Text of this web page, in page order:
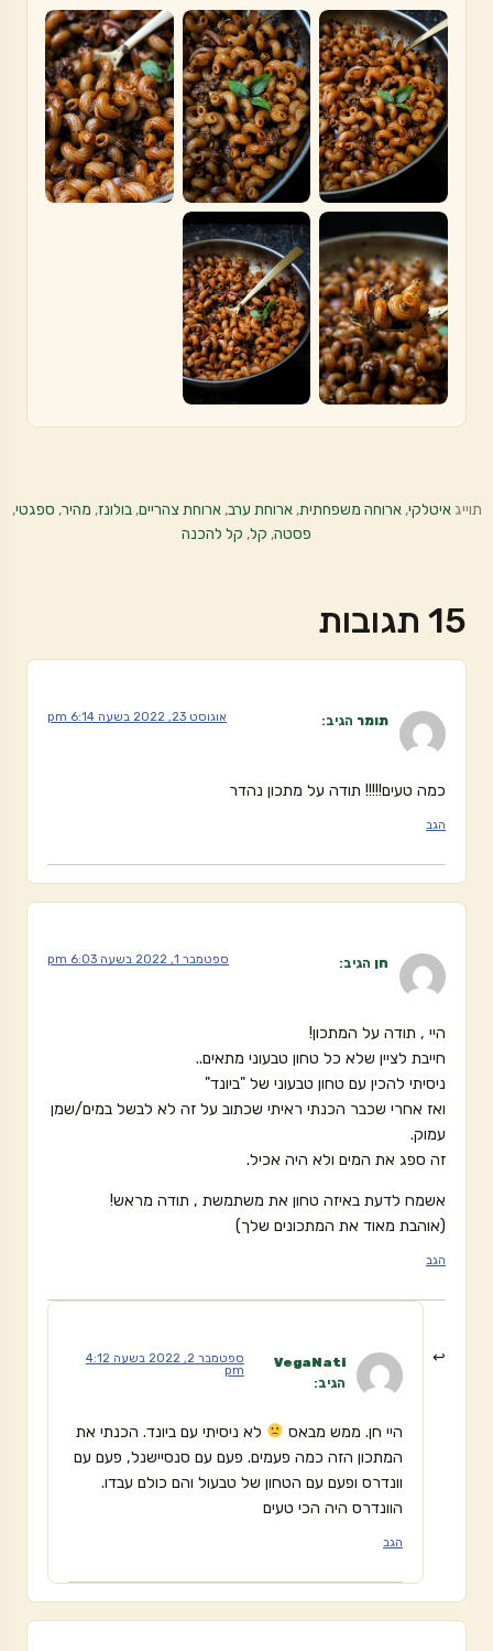
תוייגאיטלקי,ארוחה משפחתית,ארוחת ערב,ארוחת צהריים,בולונז, מהיר, ספגטי,
פסטה, קל, קל להכנה
15 תגובות
תומר הגיב: אוגוסט 23, 2022 בשעה 6:14 pm
כמה טעים!!!!! תודה על מתכון נהדר
הגב
חן הגיב: ספטמבר 1, 2022 בשעה 6:03 pm
היי , תודה על המתכון!
חייבת לציין שלא כל טחון טבעוני מתאים..
ניסיתי להכין עם טחון טבעוני של "ביונד"
ואז אחרי שכבר הכנתי ראיתי שכתוב על זה לא לבשל במים/שמן
עמוק.
זה ספג את המים ולא היה אכיל.
אשמח לדעת באיזה טחון את משתמשת , תודה מראש!
(אוהבת מאוד את המתכונים שלך)
הגב
VegaNati
הגיב:
ספטמבר 2, 2022 בשעה 4:12
pm
היי חן. ממש מבאס
לא ניסיתי עם ביונד. הכנתי את
המתכון הזה כמה פעמים. פעם עם סנסיישנל, פעם עם
וונדרס ופעם עם הטחון של טבעול והם כולם עבדו.
הוונדרס היה הכי טעים
הגב